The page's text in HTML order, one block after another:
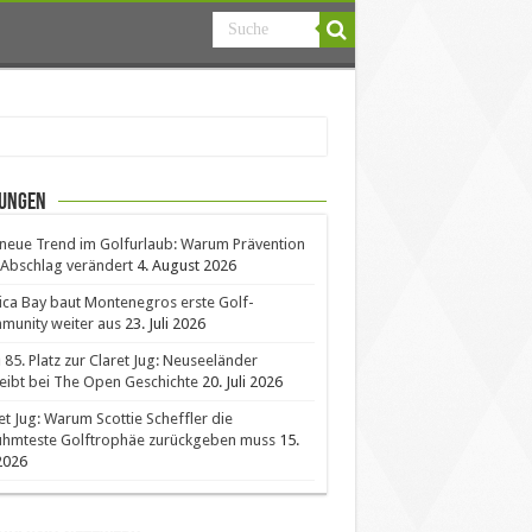
Trend im Golfurlaub: Warum Prävention
verändert 4. August 2026
Bay baut Montenegros erste Golf-
weiter aus 23. Juli 2026
85. Platz zur Claret Jug: Neuseeländer
bei The Open Geschichte 20. Juli 2026
Jug: Warum Scottie Scheffler die
Golftrophäe zurückgeben muss 15.